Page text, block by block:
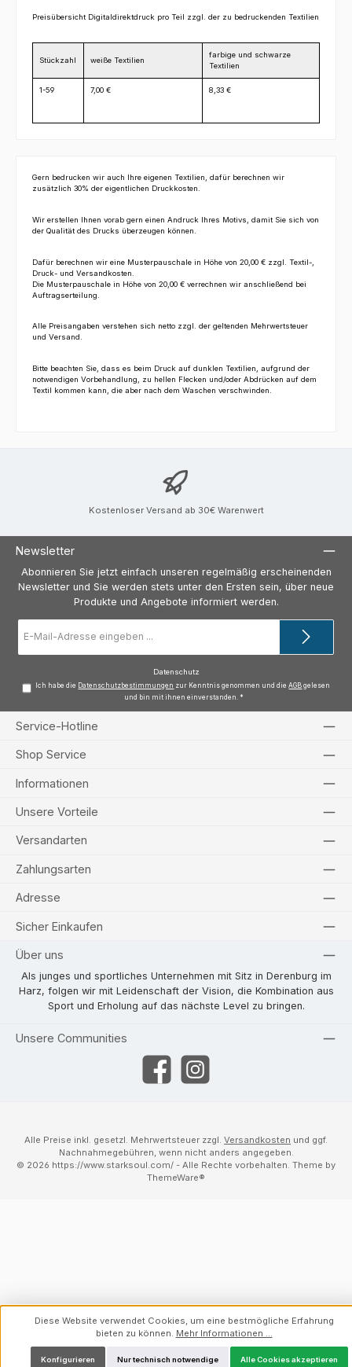
Preisübersicht Digitaldirektdruck pro Teil zzgl. der zu bedruckenden Textilien
Stückzahl weiße Textilien
farbige und schwarze
Textilien
1-59 7,00 € 8,33 €
Gern bedrucken wir auch Ihre eigenen Textilien, dafür berechnen wir
zusätzlich 30% der eigentlichen Druckkosten.
Wir erstellen Ihnen vorab gern einen Andruck Ihres Motivs, damit Sie sich von
der Qualität des Drucks überzeugen können.
Dafür berechnen wir eine Musterpauschale in Höhe von 20,00 € zzgl. Textil-,
Druck- und Versandkosten.
Die Musterpauschale in Höhe von 20,00 € verrechnen wir anschließend bei
Auftragserteilung.
Alle Preisangaben verstehen sich netto zzgl. der geltenden Mehrwertsteuer
und Versand.
Bitte beachten Sie , dass es beim Druck auf dunklen Textilien, aufgrund der
notwendigen Vorbehandlung, zu hellen Flecken und/oder Abdrücken auf dem
Textil kommen kann, die aber nach dem Waschen verschwinden.
Kostenloser Versand ab 30€ Warenwert
Newsletter
Abonnieren Sie jetzt einfach unseren regelmäßig erscheinenden
Newsletter und Sie werden stets unter den Ersten sein, über neue
Produkte und Angebote informiert werden.
Mail-
Datenschutz
Ich habe die Datenschutzbestimmungen zur Kenntnis genommen und dieAGB gelesen
und bin mit ihnen einverstanden. *
Service-Hotline
Shop Service
Informationen
Unsere Vorteile
Versandarten
Zahlungsarten
Adresse
Sicher Einkaufen
Über uns
Als junges und sportliches Unternehmen mit Sitz in Derenburg im
Harz, folgen wir mit Leidenschaft der Vision, die Kombination aus
Sport und Erholung auf das nächste Level zu bringen.
Unsere Communities
FacebookInstagram
Alle Preise inkl. gesetzl. Mehrwertsteuer zzgl. Versandkosten und ggf.
Nachnahmegebühren, wenn nicht anders angegeben.
© 2026 https://www.starksoul.com/ - Alle Rechte vorbehalten. Theme by
ThemeWare®
Diese Website verwendet Cookies, um eine bestmögliche Erfahrung
bieten zu können. Mehr Informationen ...
Nur technisch notwendige
Konfigurieren Alle Cookies akzeptieren